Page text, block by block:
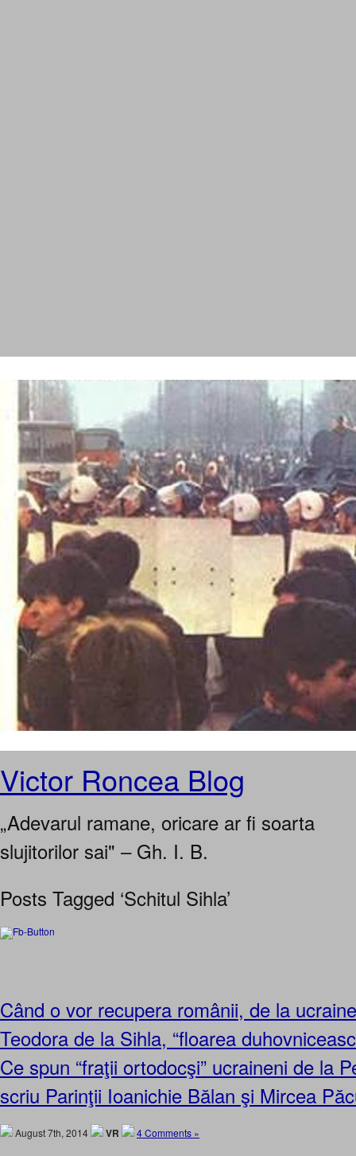
Victor Roncea Blog
„Adevarul ramane, oricare ar fi soarta
slujitorilor sai" – Gh. I. B.
Posts Tagged ‘Schitul Sihla’
Când o vor recupera românii, de la
Teodora de la Sihla, “floarea
Ce spun “fraţii ortodocşi” ucraineni de la
scriu Parinţii Ioanichie Bălan şi Mircea
August 7th, 2014 VR 4 Comments »